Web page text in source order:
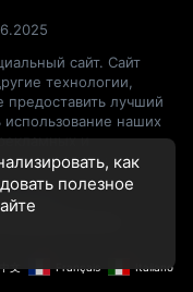
сайт. Сайт
технологии,
предоставить лучший
использование наших
и
хотите, чтобы Ваши
пожалуйста,
文 Français Italiano
как
полезное